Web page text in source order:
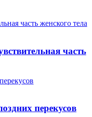
часть женского тела
часть
перекусов